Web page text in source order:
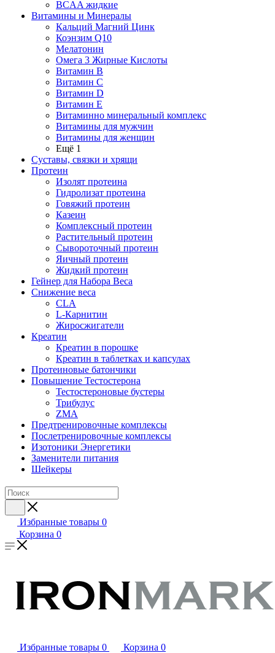
BCAA жидкие
Витамины и Минералы
Кальций Магний Цинк
Коэнзим Q10
Мелатонин
Омега 3 Жирные Кислоты
Витамин B
Витамин C
Витамин D
Витамин E
Витаминно минеральный комплекс
Витамины для мужчин
Витамины для женщин
Ещё 1
Суставы, связки и хрящи
Протеин
Изолят протеина
Гидролизат протеина
Говяжий протеин
Казеин
Комплексный протеин
Растительный протеин
Сывороточный протеин
Яичный протеин
Жидкий протеин
Гейнер для Набора Веса
Снижение веса
CLA
L-Карнитин
Жиросжигатели
Креатин
Креатин в порошке
Креатин в таблетках и капсулах
Протеиновые батончики
Повышение Тестостерона
Тестостероновые бустеры
Трибулус
ZMA
Предтренировочные комплексы
Послетренировочные комплексы
Изотоники Энергетики
Заменители питания
Шейкеры
Избранные товары 0
Корзина 0
Избранные товары 0 Корзина 0